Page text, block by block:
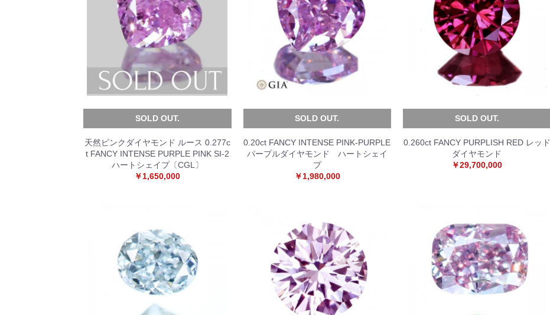
SOLD OUT.
天然ピンクダイヤモンド ルース 0.277c
t FANCY INTENSE PURPLE PINK SI-2
ハートシェイプ〔CGL〕
￥1,650,000
SOLD OUT.
0.20ct FANCY INTENSE PINK-PURPLE
パープルダイヤモンド ハートシェイ
プ
￥1,980,000
SOLD OUT.
0.260ct FANCY PURPLISH RED レッド
ダイヤモンド
￥29,700,000